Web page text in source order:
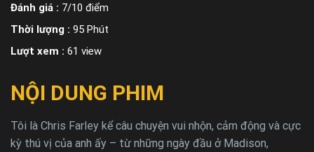
Đánh giá : 7/10 điểm
Thời lượng : 95 Phút
Lượt xem : 61 view
NỘI DUNG PHIM
Tôi là Chris Farley kể câu chuyện vui nhộn, cảm động và cực
kỳ thú vị của anh ấy – từ những ngày đầu ở Madison,